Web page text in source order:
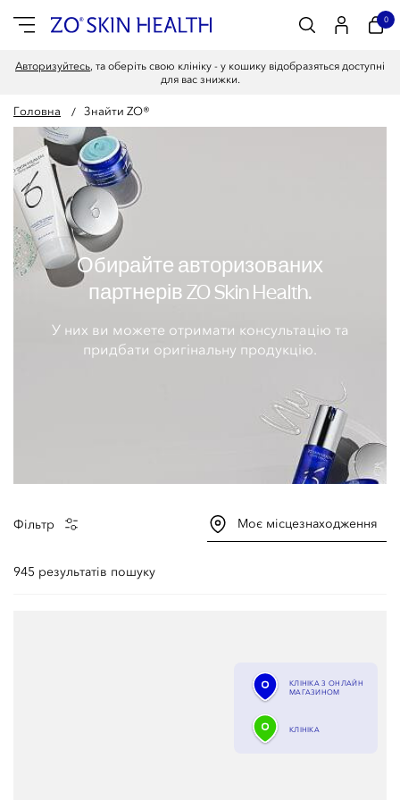
0
Авторизуйтесь, та оберіть свою клініку - у кошику відобразяться доступні
для вас знижки.
Головна Знайти ZO®
Обирайте авторизованих
партнерів ZO Skin Health.
У них ви можете отримати консультацію та
придбати оригінальну продукцію.
Фільтр Моє місцезнаходження
945 результатів пошуку
КЛІНІКА З ОНЛАЙН
МАГАЗИНОМ
КЛІНІКА